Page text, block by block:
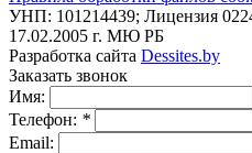
УНП: 101214439; Лицензия
17.02.2005 г. МЮ РБ
Разработка сайта Dessites.by
Заказать звонок
Имя:
Телефон: *
Email: